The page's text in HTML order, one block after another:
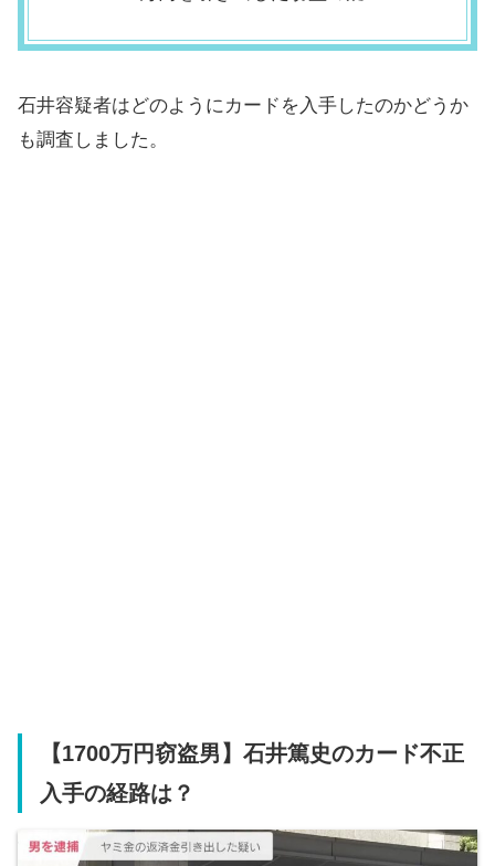
石井容疑者はどのようにカードを入手したのかどうか
も調査しました。
【1700万円窃盗男】石井篤史のカード不正
入手の経路は？